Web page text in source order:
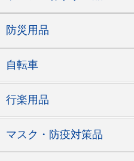
防災用品
自転車
行楽用品
マスク・防疫対策品